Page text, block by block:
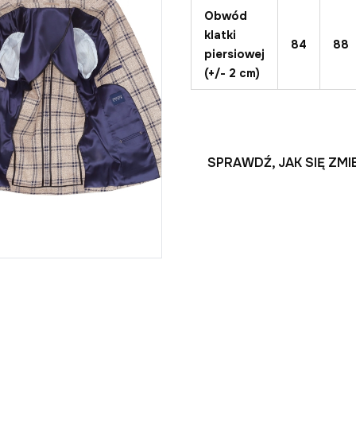
Obwód
klatki
piersiowej
(+/- 2 cm)
84 88
SPRAWDŹ, JAK SIĘ